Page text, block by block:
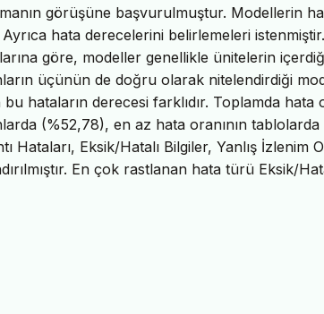
görüşüne başvurulmuştur. Modellerin
hata derecelerini belirlemeleri
göre, modeller genellikle ünitelerin
üçünün de doğru olarak nitelendirdiği
hataların derecesi farklıdır. Toplamda hata
(%52,78), en az hata oranının
Eksik/Hatalı Bilgiler, Yanlış İzlenim
En çok rastlanan hata türü Eksik/